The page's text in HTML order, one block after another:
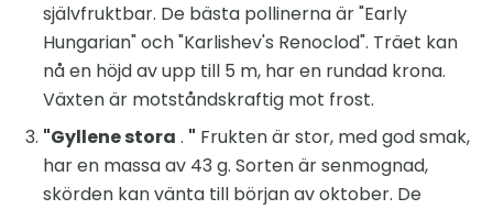
självfruktbar. De bästa pollinerna är "Early
Hungarian" och "Karlishev's Renoclod". Träet kan
nå en höjd av upp till 5 m, har en rundad krona.
Växten är motståndskraftig mot frost.
"Gyllene stora . " Frukten är stor, med god smak,
har en massa av 43 g. Sorten är senmognad,
skörden kan vänta till början av oktober. De